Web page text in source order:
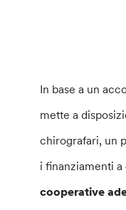
In base a un
mette a
chirografari, un
i finanziamenti a
cooperative